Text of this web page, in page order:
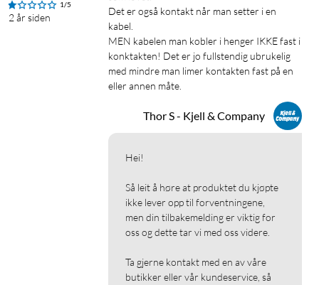
1/5
2 år siden
Det er også kontakt når man setter i en
kabel.
MEN kabelen man kobler i henger IKKE fast i
konktakten! Det er jo fullstendig ubrukelig
med mindre man limer kontakten fast på en
eller annen måte.
Thor S - Kjell & Company
Hei!
Så leit å høre at produktet du kjøpte
ikke lever opp til forventningene,
men din tilbakemelding er viktig for
oss og dette tar vi med oss videre.
Ta gjerne kontakt med en av våre
butikker eller vår kundeservice, så